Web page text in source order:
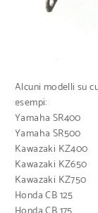
Alcuni modelli su
esempi:
Yamaha SR400
Yamaha SR500
Kawazaki KZ400
Kawazaki KZ650
Kawazaki KZ750
Honda CB 125